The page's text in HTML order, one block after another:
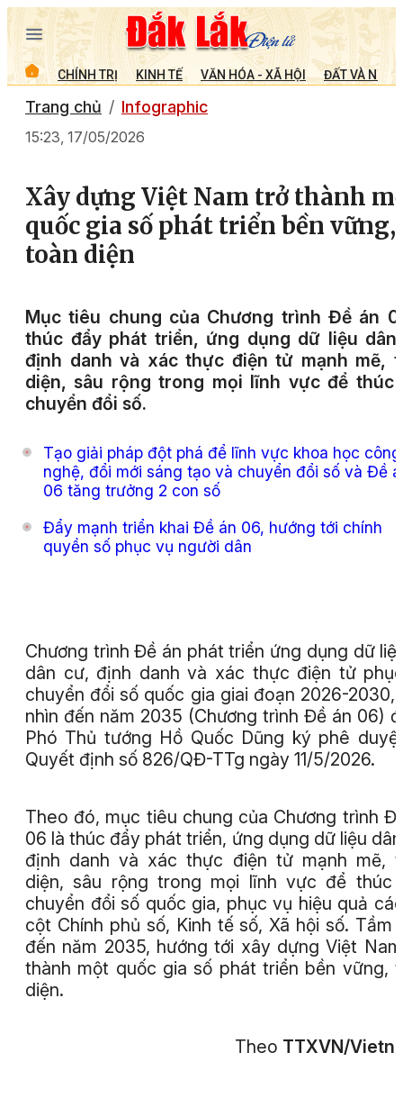
CHÍNH TRỊ KINH TẾ VĂN HÓA - XÃ HỘI ĐẤT VÀ
Trang chủ Infographic
15:23, 17/05/2026
Xây dựng Việt Nam trở thành
quốc gia số phát triển bền vững,
toàn diện
Mục tiêu chung của Chương trình Đề án
thúc đẩy phát triển, ứng dụng dữ liệu dân
định danh và xác thực điện tử mạnh mẽ,
diện, sâu rộng trong mọi lĩnh vực để thúc
chuyển đổi số.
Tạo giải pháp đột phá để lĩnh vực khoa học công
nghệ, đổi mới sáng tạo và chuyển đổi số và Đề
06 tăng trưởng 2 con số
Đẩy mạnh triển khai Đề án 06, hướng tới chính
quyền số phục vụ người dân
Chương trình Đề án phát triển ứng dụng dữ
dân cư, định danh và xác thực điện tử
chuyển đổi số quốc gia giai đoạn 2026-2030,
nhìn đến năm 2035 (Chương trình Đề án 06)
Phó Thủ tướng Hồ Quốc Dũng ký phê
Quyết định số 826/QĐ-TTg ngày 11/5/2026.
Theo đó, mục tiêu chung của Chương trình
06 là thúc đẩy phát triển, ứng dụng dữ liệu
định danh và xác thực điện tử mạnh mẽ,
diện, sâu rộng trong mọi lĩnh vực để thúc
chuyển đổi số quốc gia, phục vụ hiệu quả
cột Chính phủ số, Kinh tế số, Xã hội số. Tầm
đến năm 2035, hướng tới xây dựng Việt
thành một quốc gia số phát triển bền vững,
diện.
Theo TTXVN/